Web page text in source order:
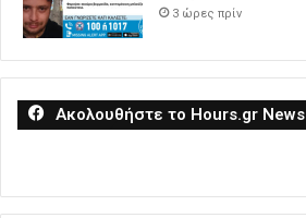
3 ώρες πρίν
Ακολουθήστε το Hours.gr News